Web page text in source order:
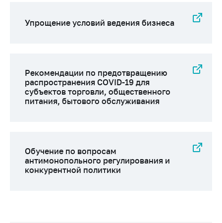
назначения и
медицинскую
по установлению
факта нарушения
(отсутствия)
нарушения
предупреждения
Общественное
обсуждение
Упрощение условий ведения бизнеса
Рекомендации по предотвращению
распространения COVID-19 для
субъектов торговли, общественного
питания, бытового обслуживания
Обучение по вопросам
антимонопольного регулирования и
конкурентной политики